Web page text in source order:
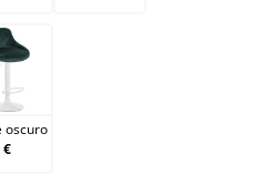
Verde oscuro
oscuro
€